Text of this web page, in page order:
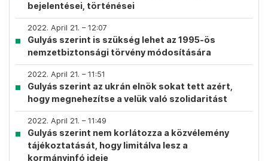
bejelentései, történései
2022. April 21. – 12:07
Gulyás szerint is szükség lehet az 1995-ös
nemzetbiztonsági törvény módosítására
2022. April 21. – 11:51
Gulyás szerint az ukrán elnök sokat tett azért,
hogy megnehezítse a velük való szolidaritást
2022. April 21. – 11:49
Gulyás szerint nem korlátozza a közvélemény
tájékoztatását, hogy limitálva lesz a
kormányinfó ideje